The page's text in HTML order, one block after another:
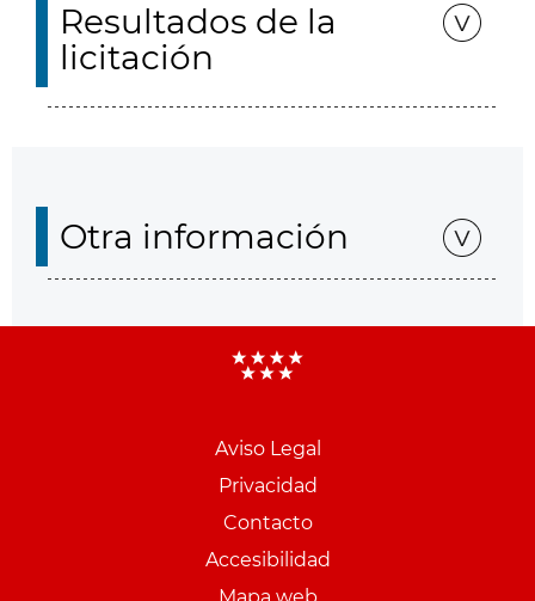
Resultados de la
licitación
Otra información
Aviso Legal
Privacidad
Contacto
Accesibilidad